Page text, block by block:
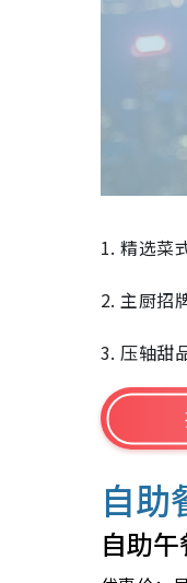
1. 精选菜
2. 主厨招
3. 压轴甜
自助
自助